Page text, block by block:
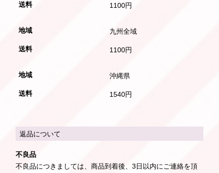
1100円
九州全域
1100円
沖縄県
1540円
返品について
不良品
不良品につきましては、商品到着後、3日以内にご連絡を頂